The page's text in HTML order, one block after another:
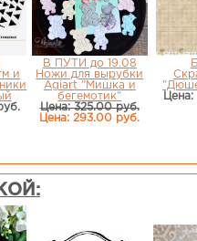
и
В ПУТИ до 19.08
Ножи для вырубки
Agiart "Мишка и
бегемотик"
Цена: 325.00 руб.
Цена: 293.00 руб.